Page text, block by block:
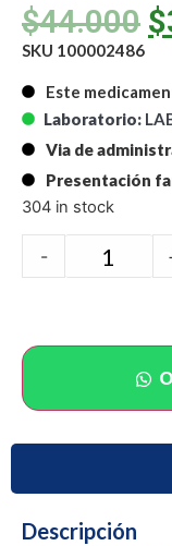
$44.000 $
SKU 100002486
Este
Laboratorio:
Via de
Presentación
304 in stock
-
Descripción